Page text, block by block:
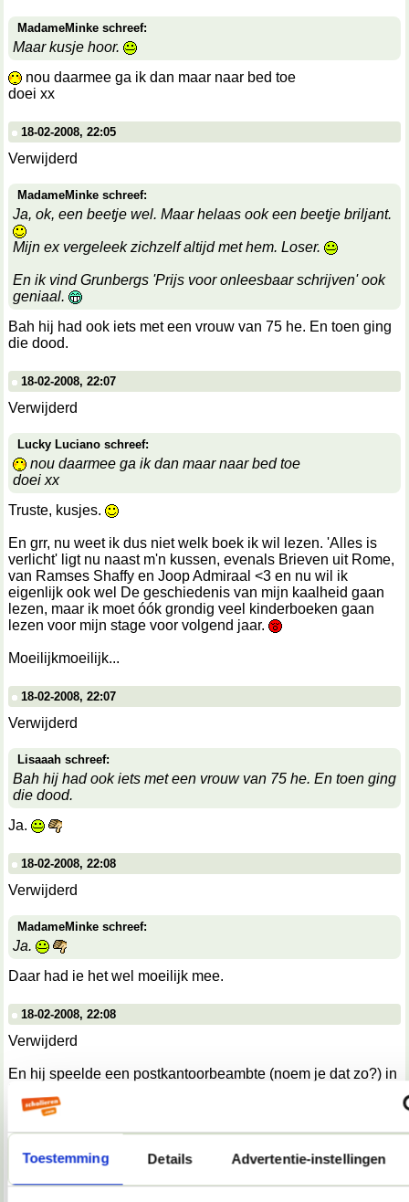
Toestemming Details Advertentie-instellingen
MadameMinke schreef:
Maar kusje hoor.
nou daarmee ga ik dan maar naar bed toe
doei xx
18-02-2008, 22:05
Verwijderd
MadameMinke schreef:
Ja, ok, een beetje wel. Maar helaas ook een beetje briljant.
Mijn ex vergeleek zichzelf altijd met hem. Loser.
En ik vind Grunbergs 'Prijs voor onleesbaar schrijven' ook
geniaal.
Bah hij had ook iets met een vrouw van 75 he. En toen ging
die dood.
18-02-2008, 22:07
Verwijderd
Lucky Luciano schreef:
nou daarmee ga ik dan maar naar bed toe
doei xx
Truste, kusjes.
En grr, nu weet ik dus niet welk boek ik wil lezen. 'Alles is
verlicht' ligt nu naast m'n kussen, evenals Brieven uit Rome,
van Ramses Shaffy en Joop Admiraal <3 en nu wil ik
eigenlijk ook wel De geschiedenis van mijn kaalheid gaan
lezen, maar ik moet óók grondig veel kinderboeken gaan
lezen voor mijn stage voor volgend jaar.
Moeilijkmoeilijk...
18-02-2008, 22:07
Verwijderd
Lisaaah schreef:
Bah hij had ook iets met een vrouw van 75 he. En toen ging
die dood.
Ja.
18-02-2008, 22:08
Verwijderd
MadameMinke schreef:
Ja.
Daar had ie het wel moeilijk mee.
18-02-2008, 22:08
Verwijderd
En hij speelde een postkantoorbeambte (noem je dat zo?) in
geschreven, maar hij vond het maar niets, want hij moest de
over wachten. Vond ik wel mooi.